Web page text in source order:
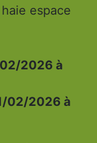
espace
2026 à
02/2026 à